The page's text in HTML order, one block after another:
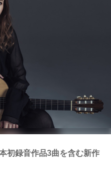
初録音作品3曲を含む新作